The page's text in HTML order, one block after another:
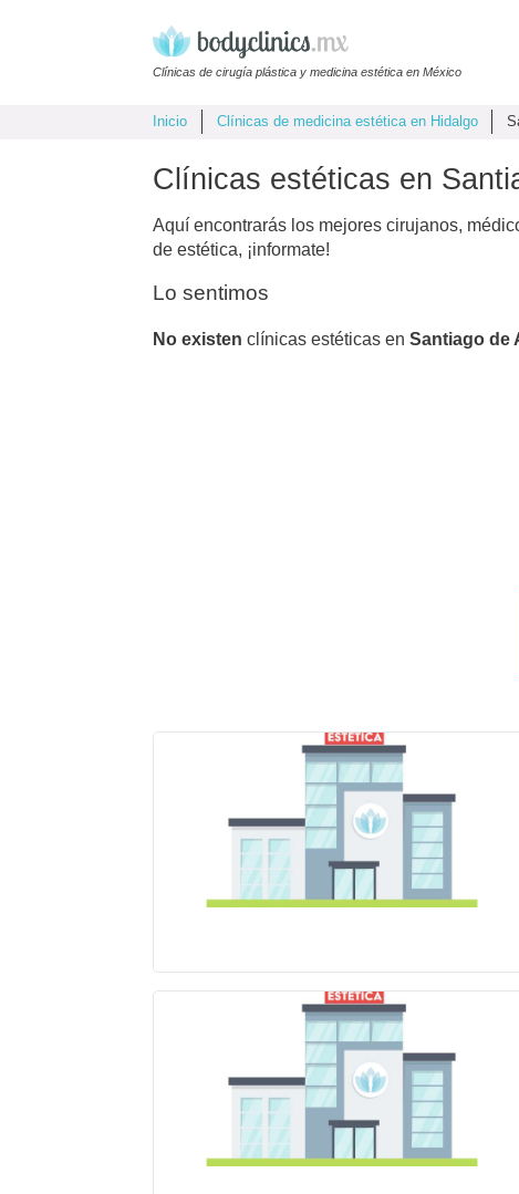
Clínicas de cirugía plástica y medicina estética en México
Inicio Clínicas de medicina estética en Hidalgo
Clínicas estéticas en
Aquí encontrarás los mejores cirujanos,
de estética, ¡informate!
Lo sentimos
No existen clínicas estéticas en Santiago de